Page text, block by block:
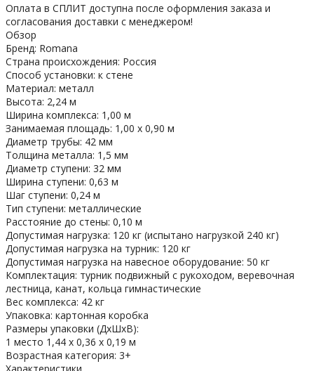
Оплата в СПЛИТ доступна после оформления заказа и
согласования доставки с менеджером!
Обзор
Бренд: Romana
Страна происхождения: Россия
Способ установки: к стене
Материал: металл
Высота: 2,24 м
Ширина комплекса: 1,00 м
Занимаемая площадь: 1,00 х 0,90 м
Диаметр трубы: 42 мм
Толщина металла: 1,5 мм
Диаметр ступени: 32 мм
Ширина ступени: 0,63 м
Шаг ступени: 0,24 м
Тип ступени: металлические
Расстояние до стены: 0,10 м
Допустимая нагрузка: 120 кг (испытано нагрузкой 240 кг)
Допустимая нагрузка на турник: 120 кг
Допустимая нагрузка на навесное оборудование: 50 кг
Комплектация: турник подвижный с рукоходом, веревочная
лестница, канат, кольца гимнастические
Вес комплекса: 42 кг
Упаковка: картонная коробка
Размеры упаковки (ДхШхВ):
1 место 1,44 х 0,36 х 0,19 м
Возрастная категория: 3+